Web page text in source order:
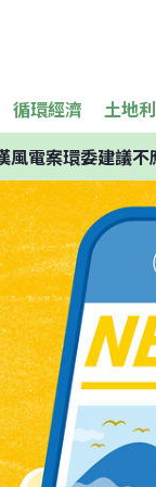
循環經濟 土地
風電案環委建議不